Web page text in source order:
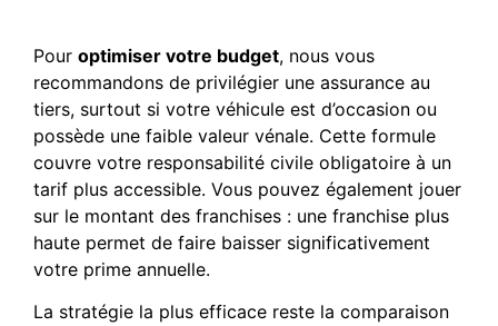
Pour optimiser votre budget, nous vous
recommandons de privilégier une assurance au
tiers, surtout si votre véhicule est d’occasion ou
possède une faible valeur vénale. Cette formule
couvre votre responsabilité civile obligatoire à un
tarif plus accessible. Vous pouvez également jouer
sur le montant des franchises : une franchise plus
haute permet de faire baisser significativement
votre prime annuelle.
La stratégie la plus efficace reste la comparaison